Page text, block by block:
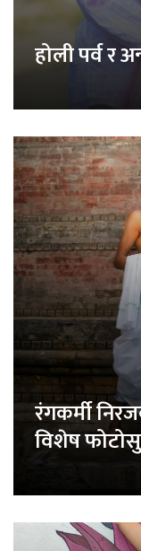
होली पर्व र
रंगकर्मी
विशेष